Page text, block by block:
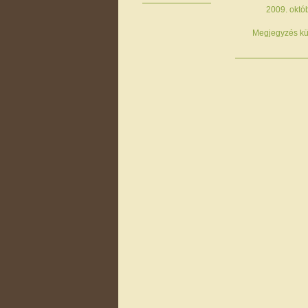
2009.
Megjegyzés